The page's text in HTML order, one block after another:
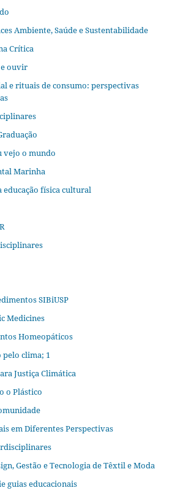
Ambiente, Saúde e Sustentabilidade
Crítica
ouvir
e rituais de consumo: perspectivas
vejo o mundo
Marinha
educação física cultural
SIBiUSP
Medicines
Homeopáticos
pelo clima; 1
Justiça Climática
o Plástico
em Diferentes Perspectivas
Gestão e Tecnologia de Têxtil e Moda
guias educacionais